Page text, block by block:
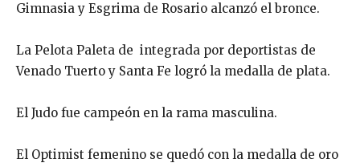
Gimnasia y Esgrima de Rosario alcanzó el bronce.
La Pelota Paleta de integrada por deportistas de
Venado Tuerto y Santa Fe logró la medalla de plata.
El Judo fue campeón en la rama masculina.
El Optimist femenino se quedó con la medalla de oro